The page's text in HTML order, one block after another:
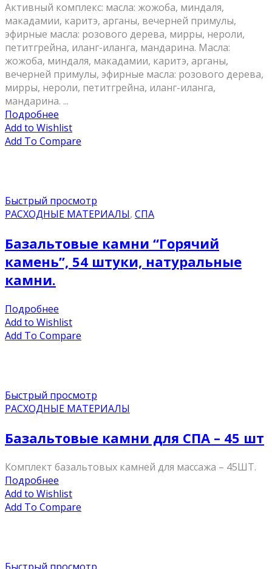
Активный комплекс: масла: жожоба, миндаля,
макадамии, каритэ, арганы, вечерней примулы,
эфирные масла: розового дерева, мирры, нероли,
петитгрейна, иланг-иланга, мандарина. Масла:
жожоба, миндаля, макадамии, каритэ, арганы,
вечерней примулы, эфирные масла: розового дерева,
мирры, нероли, петитгрейна, иланг-иланга,
мандарина. ...
Подробнее
Add to Wishlist
Add To Compare
Быстрый просмотр
РАСХОДНЫЕ МАТЕРИАЛЫ, СПА
Базальтовые камни “Горячий
камень”, 54 штуки, натуральные
камни.
Подробнее
Add to Wishlist
Add To Compare
Быстрый просмотр
РАСХОДНЫЕ МАТЕРИАЛЫ
Базальтовые камни для СПА – 45 шт
Комплект базальтовых камней для массажа – 45ШТ.
Подробнее
Add to Wishlist
Add To Compare